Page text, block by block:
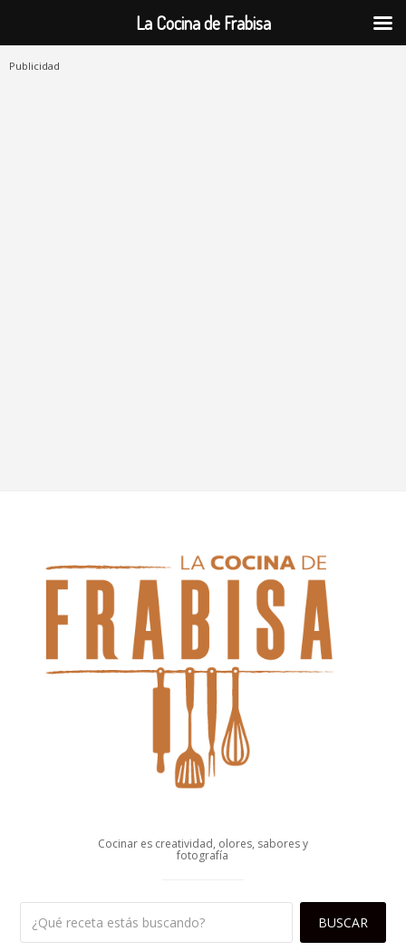
Publicidad
Cocinar es creatividad, olores, sabores y
fotografía
La Cocina de Frabisa